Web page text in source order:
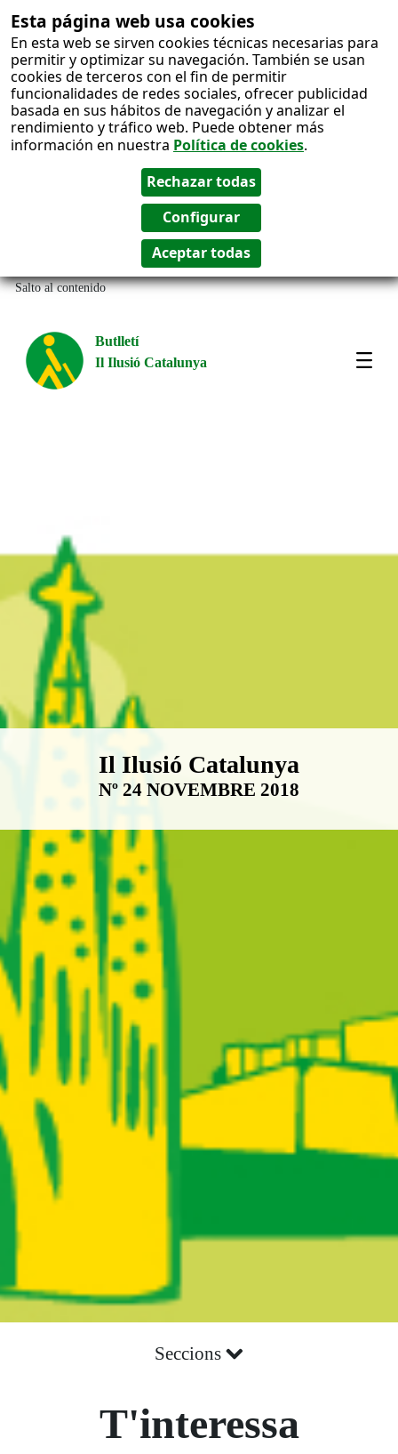
Esta página web usa cookies
En esta web se sirven cookies técnicas necesarias para
permitir y optimizar su navegación. También se usan
cookies de terceros con el fin de permitir
funcionalidades de redes sociales, ofrecer publicidad
basada en sus hábitos de navegación y analizar el
rendimiento y tráfico web. Puede obtener más
información en nuestra Política de cookies.
Salto al contenido
Butlletí
Il Ilusió Catalunya
Boletín Il·lusió Catalunya
Il Ilusió Catalunya
Nº 24 NOVEMBRE 2018
Seccions
T'interessa